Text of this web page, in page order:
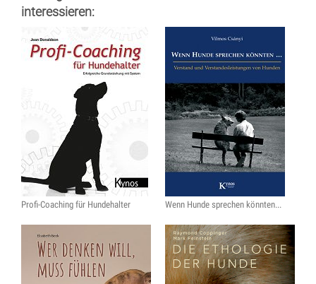
interessieren:
Profi-Coaching für Hundehalter Wenn Hunde sprechen könnten...